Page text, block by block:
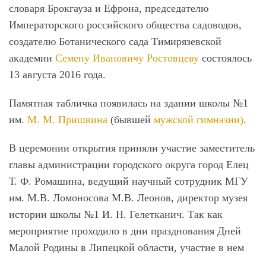
словаря Брокгауза и Ефрона, председателю
Императорского российского общества садоводов,
создателю Ботанического сада Тимирязевской
академии Семену Ивановичу Ростовцеву состоялось
13 августа 2016 года.
Памятная табличка появилась на здании школы №1
им. М. М. Пришвина (бывшей мужской гимназии).
В церемонии открытия приняли участие заместитель
главы администрации городского округа город Елец
Т. Ф. Ромашина, ведущий научный сотрудник МГУ
им. М.В. Ломоносова М.В. Леонов, директор музея
истории школы №1 И. Н. Гелетканич. Так как
мероприятие проходило в дни празднования Дней
Малой Родины в Липецкой области, участие в нем